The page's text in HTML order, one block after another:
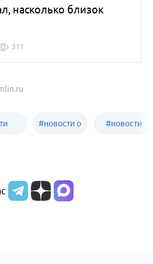
насколько близок
311
#новости о
Алтайского
#новости